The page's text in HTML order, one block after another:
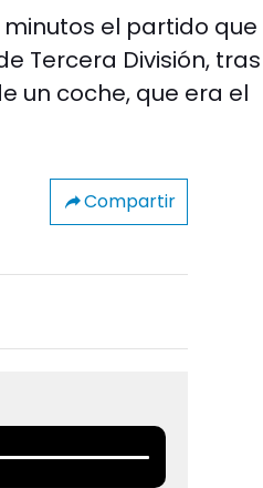
el partido que
Tercera División,
un coche, que era el
Compartir